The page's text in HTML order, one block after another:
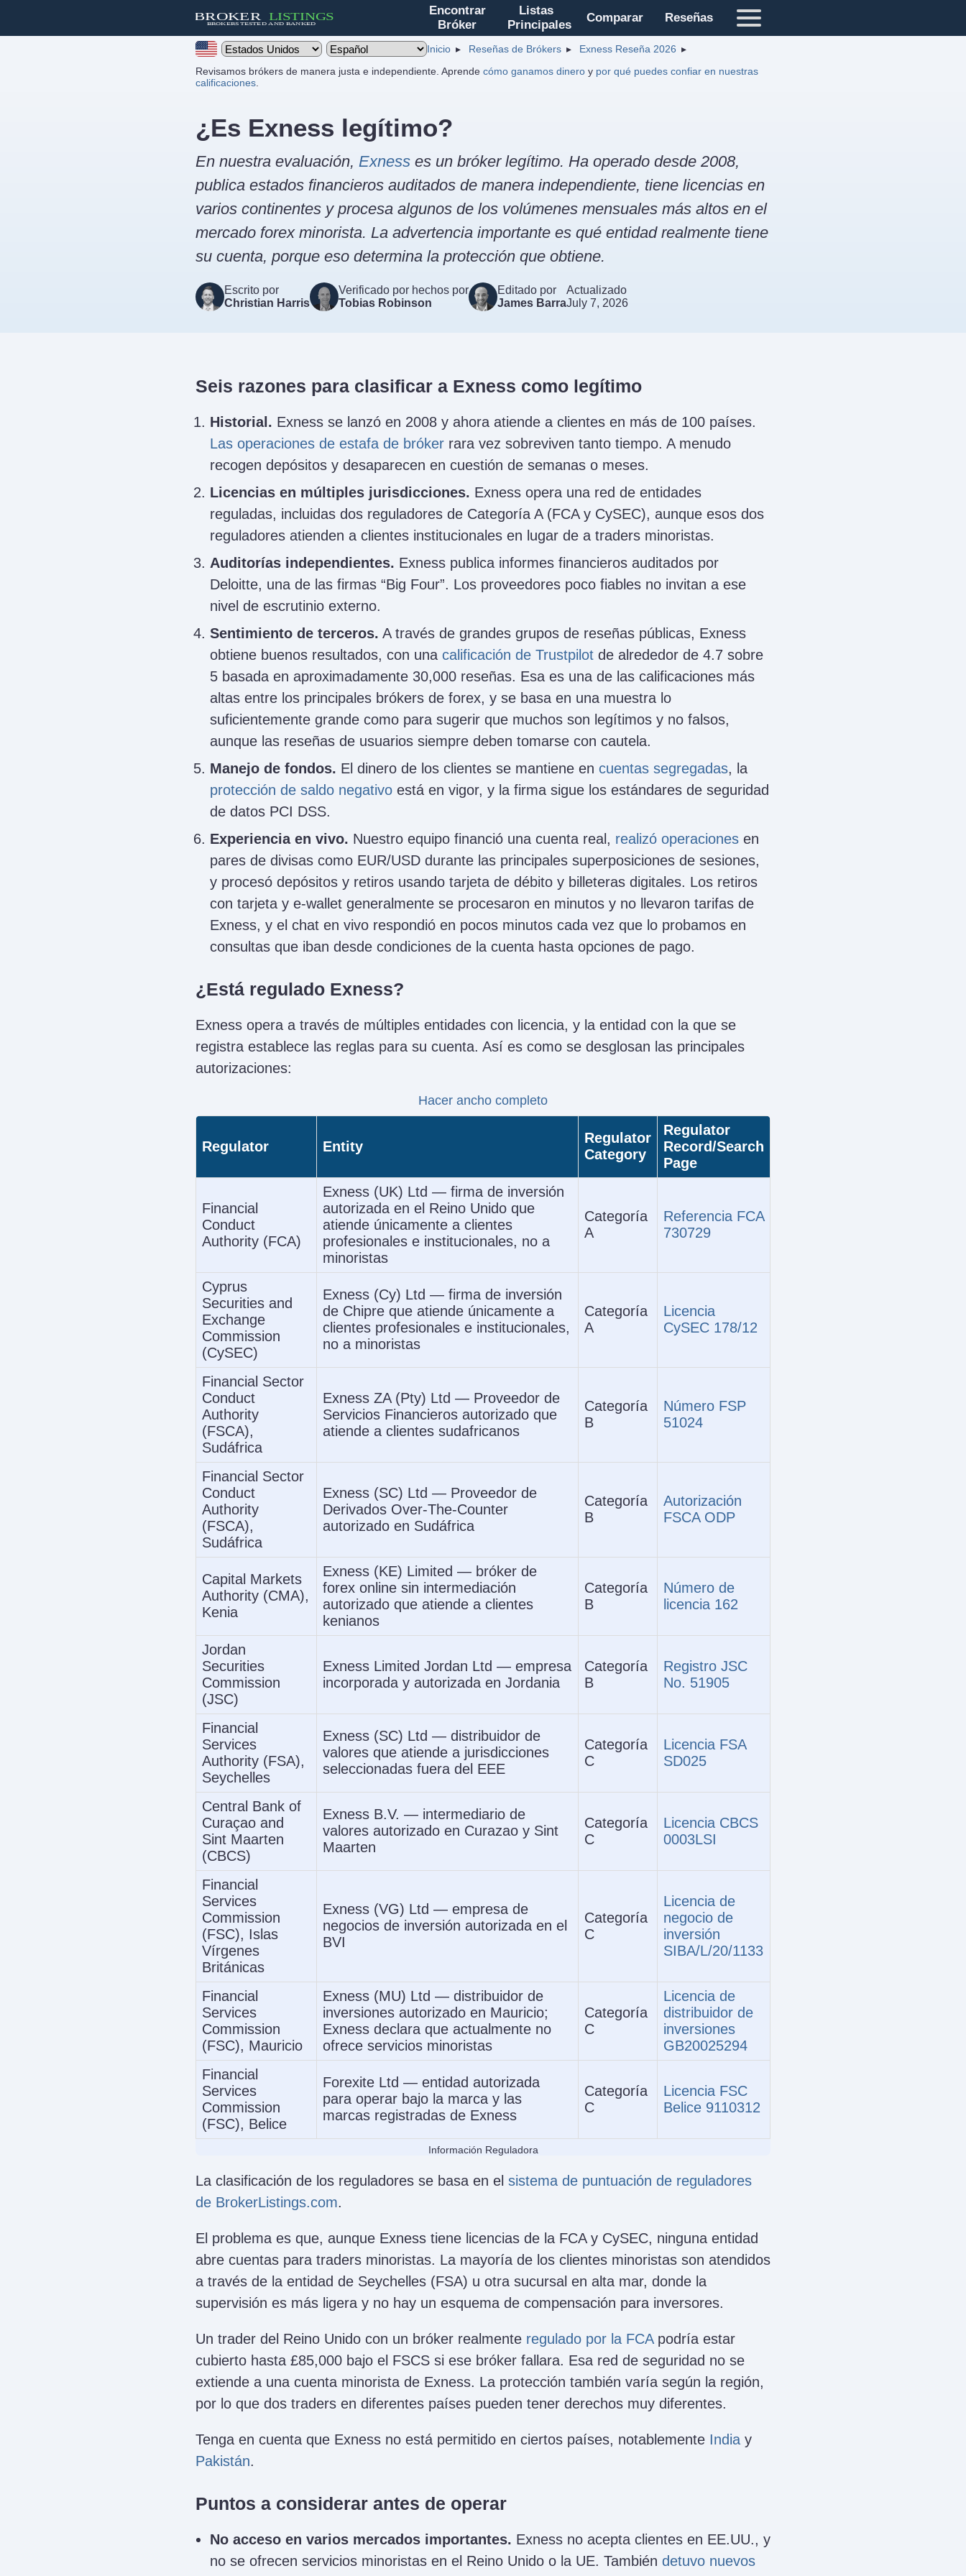
Encontrar
Bróker
Listas
Principales
Comparar Reseñas
Inicio Reseñas de Brókers
Exness Reseña 2026
Revisamos brókers de manera justa e independiente. Aprende cómo ganamos dinero y por qué puedes confiar en nuestras
calificaciones
¿Es Exness legítimo?
En nuestra evaluación, Exness es un bróker legítimo. Ha operado desde 2008,
publica estados financieros auditados de manera independiente, tiene licencias en
varios continentes y procesa algunos de los volúmenes mensuales más altos en el
mercado forex minorista. La advertencia importante es qué entidad realmente tiene
su cuenta, porque eso determina la protección que obtiene.
Escrito por
Christian Harris
Verificado por hechos por
Tobias Robinson
Editado por
James Barra
Actualizado
July 7, 2026
Seis razones para clasificar a Exness como legítimo
Historial. Exness se lanzó en 2008 y ahora atiende a clientes en más de 100 países.
Las operaciones de estafa de bróker rara vez sobreviven tanto tiempo. A menudo
recogen depósitos y desaparecen en cuestión de semanas o meses.
Licencias en múltiples jurisdicciones. Exness opera una red de entidades
reguladas, incluidas dos reguladores de Categoría A (FCA y CySEC), aunque esos dos
reguladores atienden a clientes institucionales en lugar de a traders minoristas.
Auditorías independientes. Exness publica informes financieros auditados por
Deloitte, una de las firmas “Big Four”. Los proveedores poco fiables no invitan a ese
nivel de escrutinio externo.
Sentimiento de terceros. A través de grandes grupos de reseñas públicas, Exness
obtiene buenos resultados, con una calificación de Trustpilot de alrededor de 4.7 sobre
5 basada en aproximadamente 30,000 reseñas. Esa es una de las calificaciones más
altas entre los principales brókers de forex, y se basa en una muestra lo
suficientemente grande como para sugerir que muchos son legítimos y no falsos,
aunque las reseñas de usuarios siempre deben tomarse con cautela.
Manejo de fondos. El dinero de los clientes se mantiene en cuentas segregadas, la
protección de saldo negativo está en vigor, y la firma sigue los estándares de seguridad
de datos PCI DSS.
Experiencia en vivo. Nuestro equipo financió una cuenta real, realizó operaciones en
pares de divisas como EUR/USD durante las principales superposiciones de sesiones,
y procesó depósitos y retiros usando tarjeta de débito y billeteras digitales. Los retiros
con tarjeta y e-wallet generalmente se procesaron en minutos y no llevaron tarifas de
Exness, y el chat en vivo respondió en pocos minutos cada vez que lo probamos en
consultas que iban desde condiciones de la cuenta hasta opciones de pago.
¿Está regulado Exness?
Exness opera a través de múltiples entidades con licencia, y la entidad con la que se
registra establece las reglas para su cuenta. Así es como se desglosan las principales
autorizaciones:
Hacer ancho completo
Información Reguladora
Regulator Entity
Regulator
Category
Regulator
Record/Search
Page
Financial
Conduct
Authority (FCA)
Exness (UK) Ltd — firma de inversión
autorizada en el Reino Unido que
atiende únicamente a clientes
profesionales e institucionales, no a
minoristas
Categoría
A
Referencia FCA
730729
Cyprus
Securities and
Exchange
Commission
(CySEC)
Exness (Cy) Ltd — firma de inversión
de Chipre que atiende únicamente a
clientes profesionales e institucionales,
no a minoristas
Categoría
A
Licencia
CySEC 178/12
Financial Sector
Conduct
Authority
(FSCA),
Sudáfrica
Exness ZA (Pty) Ltd — Proveedor de
Servicios Financieros autorizado que
atiende a clientes sudafricanos
Categoría
B
Número FSP
51024
Financial Sector
Conduct
Authority
(FSCA),
Sudáfrica
Exness (SC) Ltd — Proveedor de
Derivados Over-The-Counter
autorizado en Sudáfrica
Categoría
B
Autorización
FSCA ODP
Capital Markets
Authority (CMA),
Kenia
Exness (KE) Limited — bróker de
forex online sin intermediación
autorizado que atiende a clientes
kenianos
Categoría
B
Número de
licencia 162
Jordan
Securities
Commission
(JSC)
Exness Limited Jordan Ltd — empresa
incorporada y autorizada en Jordania
Categoría
B
Registro JSC
No. 51905
Financial
Services
Authority (FSA),
Seychelles
Exness (SC) Ltd — distribuidor de
valores que atiende a jurisdicciones
seleccionadas fuera del EEE
Categoría
C
Licencia FSA
SD025
Central Bank of
Curaçao and
Sint Maarten
(CBCS)
Exness B.V. — intermediario de
valores autorizado en Curazao y Sint
Maarten
Categoría
C
Licencia CBCS
0003LSI
Financial
Services
Commission
(FSC), Islas
Vírgenes
Británicas
Exness (VG) Ltd — empresa de
negocios de inversión autorizada en el
BVI
Categoría
C
Licencia de
negocio de
inversión
SIBA/L/20/1133
Financial
Services
Commission
(FSC), Mauricio
Exness (MU) Ltd — distribuidor de
inversiones autorizado en Mauricio;
Exness declara que actualmente no
ofrece servicios minoristas
Categoría
C
Licencia de
distribuidor de
inversiones
GB20025294
Financial
Services
Commission
(FSC), Belice
Forexite Ltd — entidad autorizada
para operar bajo la marca y las
marcas registradas de Exness
Categoría
C
Licencia FSC
Belice 9110312
La clasificación de los reguladores se basa en el sistema de puntuación de reguladores
de BrokerListings.com.
El problema es que, aunque Exness tiene licencias de la FCA y CySEC, ninguna entidad
abre cuentas para traders minoristas. La mayoría de los clientes minoristas son atendidos
a través de la entidad de Seychelles (FSA) u otra sucursal en alta mar, donde la
supervisión es más ligera y no hay un esquema de compensación para inversores.
Un trader del Reino Unido con un bróker realmente regulado por la FCApodría estar
cubierto hasta £85,000 bajo el FSCS si ese bróker fallara. Esa red de seguridad no se
extiende a una cuenta minorista de Exness. La protección también varía según la región,
por lo que dos traders en diferentes países pueden tener derechos muy diferentes.
Tenga en cuenta que Exness no está permitido en ciertos países, notablemente India y
Pakistán.
Puntos a considerar antes de operar
No acceso en varios mercados importantes. Exness no acepta clientes en EE.UU., y
no se ofrecen servicios minoristas en el Reino Unido o la UE. También detuvo nuevos